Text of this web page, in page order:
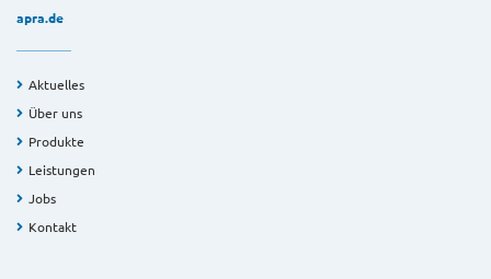
apra.de
Aktuelles
Über uns
Produkte
Leistungen
Jobs
Kontakt